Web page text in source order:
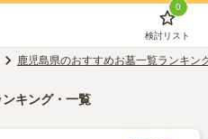
0
検討リスト
鹿児島県のおすすめお墓一覧ランキン
ンキング・一覧